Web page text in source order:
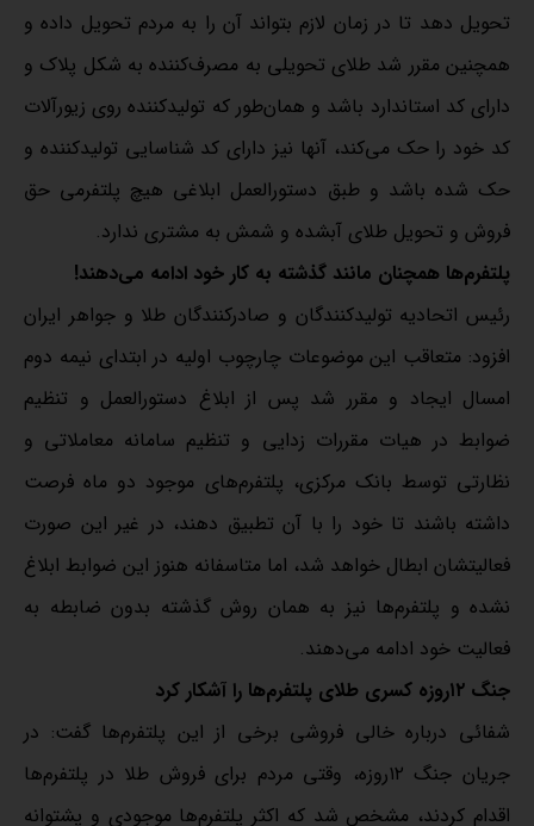
تحویل دهد تا در زمان لازم بتواند آن را به مردم تحویل داده و
همچنین مقرر شد طلای تحویلی به مصرف‌کننده به شکل پلاک و
دارای کد استاندارد باشد و همان‌طور که تولیدکننده روی زیورآلات
کد خود را حک می‌کند، آنها نیز دارای کد شناسایی تولیدکننده و
حک شده باشد و طبق دستورالعمل ابلاغی هیچ پلتفرمی حق
فروش و تحویل طلای آبشده و شمش به مشتری ندارد.
پلتفرم‌ها همچنان مانند گذشته به کار خود ادامه می‌دهند!
رئیس اتحادیه تولیدکنندگان و صادرکنندگان طلا و جواهر ایران
افزود: متعاقب این موضوعات چارچوب اولیه در ابتدای نیمه دوم
امسال ایجاد و مقرر شد پس از ابلاغ دستورالعمل و تنظیم
ضوابط در هیات مقررات زدایی و تنظیم سامانه معاملاتی و
نظارتی توسط بانک مرکزی، پلتفرم‌های موجود دو ماه فرصت
داشته باشند تا خود را با آن تطبیق دهند، در غیر این صورت
فعالیتشان ابطال خواهد شد، اما متاسفانه هنوز این ضوابط ابلاغ
نشده و پلتفرم‌ها نیز به همان روش گذشته بدون ضابطه به
فعالیت خود ادامه می‌دهند.
جنگ ۱۲روزه کسری طلای پلتفرم‌ها را آشکار کرد
شفائی درباره خالی فروشی برخی از این پلتفرم‌ها گفت: در
جریان جنگ ۱۲روزه، وقتی مردم برای فروش طلا در پلتفرم‌ها
اقدام کردند، مشخص شد که اکثر پلتفرم‌ها موجودی و پشتوانه